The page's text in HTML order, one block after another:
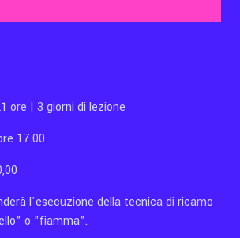
ore | 3 giorni di lezione
17.00
l'esecuzione della tecnica di ricamo
o "fiamma".